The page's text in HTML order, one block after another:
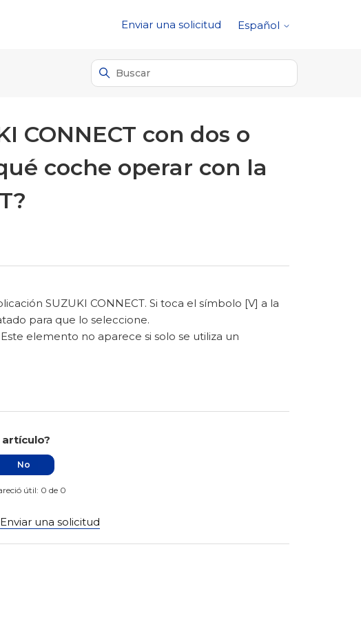
Enviar una solicitud Español
CONNECT con dos o
coche operar con la
SUZUKI CONNECT. Si toca el símbolo [V] a la
para que lo seleccione.
elemento no aparece si solo se utiliza un
No
útil: 0 de 0
Enviar una solicitud